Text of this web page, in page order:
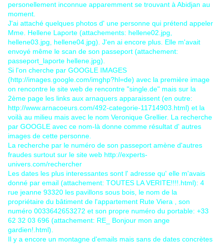
personellement inconnue apparemment se trouvant à Abidjan au
moment.
J'ai attaché quelques photos d' une personne qui prétend appeler
Mme. Hellene Laporte (attachements: hellene02.jpg,
hellene03.jpg, hellene04.jpg). J'en ai encore plus. Elle m'avait
envoyé même le scan de son passeport (attachement:
passeport_laporte hellene.jpg).
Si l'on cherche par GOOGLE IMAGES
(http://images.google.com/imghp?hl=de) avec la première image
on rencontre le site web de rencontre "single.de" mais sur la
2ème page les links aux arnaquers apparaissent (en outre:
http://www.arnacoeurs.com/492-categorie-11714903.html) et la
voilà au milieu mais avec le nom Veronique Grellier. La recherche
par GOOGLE avec ce nom-là donne comme résultat d' autres
images de cette personne.
La recherche par le numéro de son passeport amène d'autres
fraudes surtout sur le site web http://experts-
univers.com/rechercher
Les dates les plus interessantes sont l' adresse qu' elle m'avais
donné par email (attachement: TOUTES LA VERITE!!!!.html): 4
rue jeanne 93320 les pavillons sous bois, le nom de la
propriétaire du bâtiment de l'appartement Rute Viera , son
numéro 0033642653272 et son propre numéro du portable: +33
62 32 03 696 (attachement: RE_ Bonjour mon ange
gardien!.html).
Il y a encore un montagne d'emails mais sans de dates concrètes